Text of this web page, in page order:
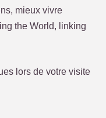
mieux vivre
the World, linking
lors de votre visite